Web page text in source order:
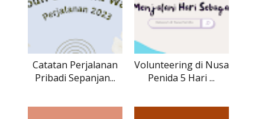
Catatan Perjalanan
Pribadi Sepanjan...
Volunteering di Nusa
Penida 5 Hari ...